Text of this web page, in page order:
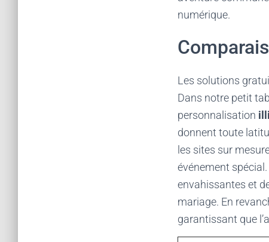
numérique.
Les solutions
Dans notre petit
personnalisation
donnent toute
les sites sur
événement
envahissantes et
mariage. En
garantissant que